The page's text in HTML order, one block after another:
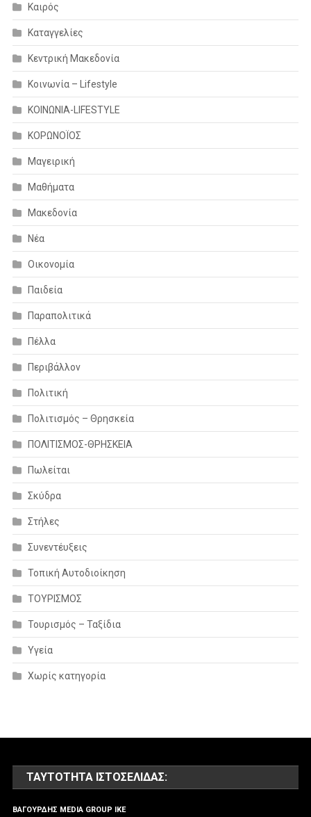
Καιρός
Καταγγελίες
Κεντρική Μακεδονία
Κοινωνία – Lifestyle
ΚΟΙΝΩΝΙΑ-LIFESTYLE
ΚΟΡΩΝΟΪΟΣ
Μαγειρική
Μαθήματα
Μακεδονία
Νέα
Οικονομία
Παιδεία
Παραπολιτικά
Πέλλα
Περιβάλλον
Πολιτική
Πολιτισμός – Θρησκεία
ΠΟΛΙΤΙΣΜΟΣ-ΘΡΗΣΚΕΙΑ
Πωλείται
Σκύδρα
Στήλες
Συνεντέυξεις
Τοπική Αυτοδιοίκηση
ΤΟΥΡΙΣΜΟΣ
Τουρισμός – Ταξίδια
Υγεία
Χωρίς κατηγορία
ΤΑΥΤΌΤΗΤΑ ΙΣΤΟΣΕΛΊΔΑΣ:
ΒΑΓΟΥΡΔΗΣ MEDIA GROUP IKE